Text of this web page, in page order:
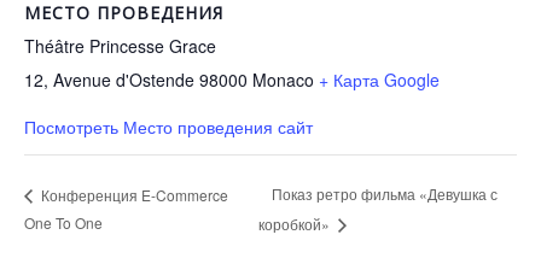
МЕСТО ПРОВЕДЕНИЯ
Théâtre Princesse Grace
12, Avenue d'Ostende 98000 Monaco + Карта Google
Посмотреть Место проведения сайт
Конференция E-Commerce
One To One
Показ ретро фильма «Девушка с
коробкой»